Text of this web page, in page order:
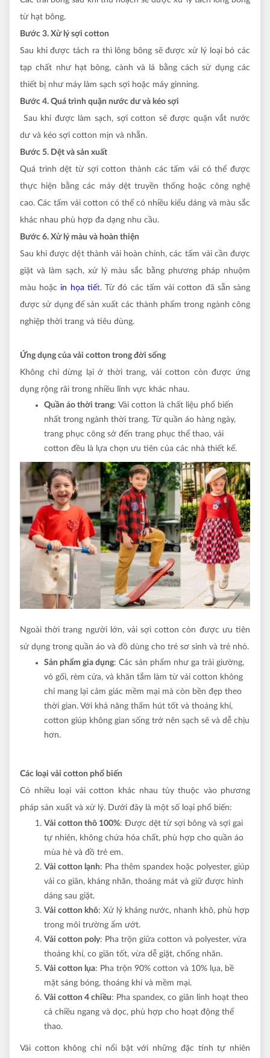
từ hạt bông.
Bước 3. Xử lý sợi cotton
Sau khi được tách ra thì lông bông sẽ được xử lý loại bỏ các
tạp chất như hạt bông, cành và lá bằng cách sử dụng các
thiết bị như máy làm sạch sợi hoặc máy ginning.
Bước 4. Quá trình quặn nước dư và kéo sợi
Sau khi được làm sạch, sợi cotton sẽ được quặn vắt nước
dư và kéo sợi cotton mịn và nhẵn.
Bước 5. Dệt và sản xuất
Quá trình dệt từ sợi cotton thành các tấm vải có thể được
thực hiện bằng các máy dệt truyền thống hoặc công nghệ
cao. Các tấm vải cotton có thể có nhiều kiểu dáng và màu sắc
khác nhau phù hợp đa dạng nhu cầu.
Bước 6. Xử lý màu và hoàn thiện
Sau khi được dệt thành vải hoàn chỉnh, các tấm vải cần được
giặt và làm sạch, xử lý màu sắc bằng phương pháp nhuộm
màu hoặcin họa tiết. Từ đó các tấm vải cotton đã sẵn sàng
được sử dụng để sản xuất các thành phẩm trong ngành công
nghiệp thời trang và tiêu dùng.
Ứng dụng của vải cotton trong đời sống
Không chỉ dừng lại ở thời trang, vải cotton còn được ứng
dụng rộng rãi trong nhiều lĩnh vực khác nhau.
Quần áo thời trang: Vải cotton là chất liệu phổ biến
nhất trong ngành thời trang. Từ quần áo hàng ngày,
trang phục công sở đến trang phục thể thao, vải
cotton đều là lựa chọn ưu tiên của các nhà thiết kế.
Ngoài thời trang người lớn, vải sợi cotton còn được ưu tiên
sử dụng trong quần áo và đồ dùng cho trẻ sơ sinh và trẻ nhỏ.
Sản phẩm gia dụng: Các sản phẩm như ga trải giường,
vỏ gối, rèm cửa, và khăn tắm làm từ vải cotton không
chỉ mang lại cảm giác mềm mại mà còn bền đẹp theo
thời gian. Với khả năng thấm hút tốt và thoáng khí,
cotton giúp không gian sống trở nên sạch sẽ và dễ chịu
hơn.
Các loại vải cotton phổ biến
Có nhiều loại vải cotton khác nhau tùy thuộc vào phương
pháp sản xuất và xử lý. Dưới đây là một số loại phổ biến:
Vải cotton thô 100%: Được dệt từ sợi bông và sợi gai
tự nhiên, không chứa hóa chất, phù hợp cho quần áo
mùa hè và đồ trẻ em.
Vải cotton lạnh: Pha thêm spandex hoặc polyester, giúp
vải co giãn, kháng nhăn, thoáng mát và giữ được hình
dáng sau giặt.
Vải cotton khô: Xử lý kháng nước, nhanh khô, phù hợp
trong môi trường ẩm ướt.
Vải cotton poly: Pha trộn giữa cotton và polyester, vừa
thoáng khí, co giãn tốt, vừa dễ giặt, chống nhăn.
Vải cotton lụa: Pha trộn 90% cotton và 10% lụa, bề
mặt sáng bóng, thoáng khí và mềm mại.
Vải cotton 4 chiều: Pha spandex, co giãn linh hoạt theo
cả chiều ngang và dọc, phù hợp cho hoạt động thể
thao.
Vải cotton không chỉ nổi bật với những đặc tính tự nhiên